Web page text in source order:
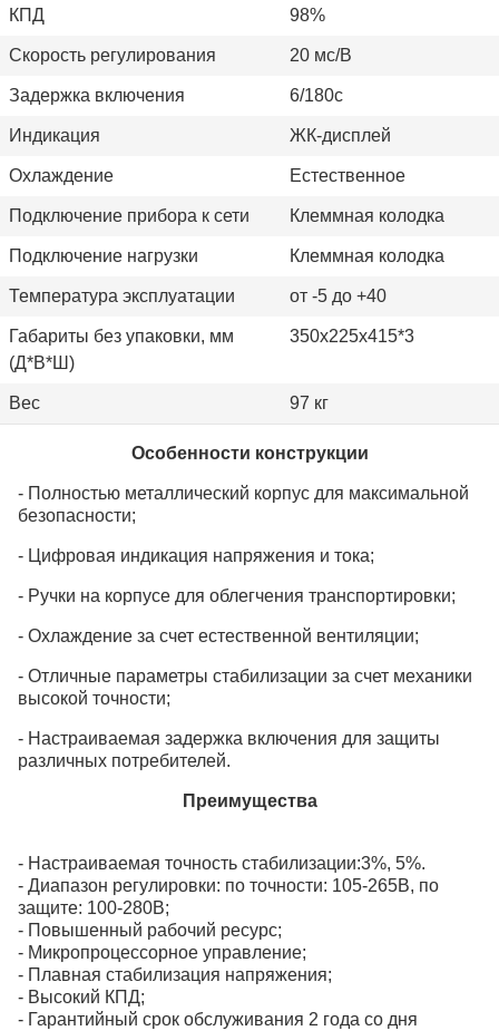
КПД 98%
Скорость регулирования 20 мс/В
Задержка включения 6/180с
Индикация ЖК-дисплей
Охлаждение Естественное
Подключение прибора к сети Клеммная колодка
Подключение нагрузки Клеммная колодка
Температура эксплуатации от -5 до +40
Габариты без упаковки, мм
(Д*В*Ш)
350х225х415*3
Вес 97 кг
Особенности конструкции
- Полностью металлический корпус для максимальной
безопасности;
- Цифровая индикация напряжения и тока;
- Ручки на корпусе для облегчения транспортировки;
- Охлаждение за счет естественной вентиляции;
- Отличные параметры стабилизации за счет механики
высокой точности;
- Настраиваемая задержка включения для защиты
различных потребителей.
Преимущества
- Настраиваемая точность стабилизации:3%, 5%.
- Диапазон регулировки: по точности: 105-265В, по
защите: 100-280В;
- Повышенный рабочий ресурс;
- Микропроцессорное управление;
- Плавная стабилизация напряжения;
- Высокий КПД;
- Гарантийный срок обслуживания 2 года со дня